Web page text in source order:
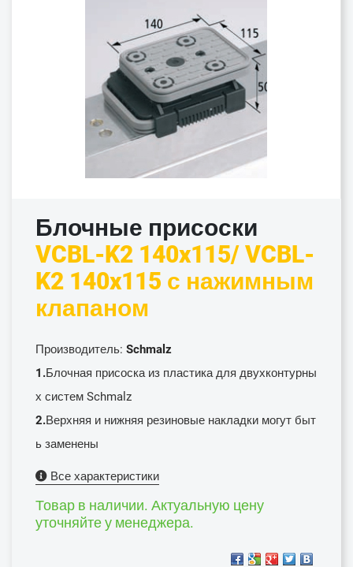
Блочные присоски
VCBL-K2 140x115/ VCBL-
K2 140x115 с нажимным
клапаном
Производитель: Schmalz
1.Блочная присоска из пластика для двухконтурны
х систем Schmalz
2.Верхняя и нижняя резиновые накладки могут быт
ь заменены
Все характеристики
Товар в наличии. Актуальную цену
уточняйте у менеджера.